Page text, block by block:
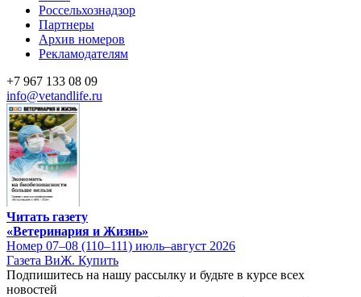
Россельхознадзор
Партнеры
Архив номеров
Рекламодателям
+7 967 133 08 09
info@vetandlife.ru
Читать газету
«Ветеринария и Жизнь»
Номер 07–08 (110–111) июль–август 2026
Газета ВиЖ. Купить
Подпишитесь на нашу рассылку и будьте в курсе всех
новостей